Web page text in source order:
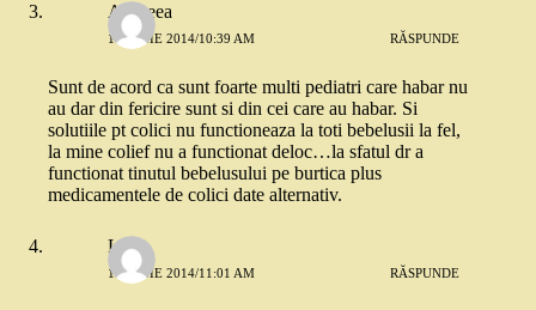
Andreea
17 IUNIE 2014/10:39 AM RĂSPUNDE
Sunt de acord ca sunt foarte multi pediatri care habar nu
au dar din fericire sunt si din cei care au habar. Si
solutiile pt colici nu functioneaza la toti bebelusii la fel,
la mine colief nu a functionat deloc…la sfatul dr a
functionat tinutul bebelusului pe burtica plus
medicamentele de colici date alternativ.
Liz
17 IUNIE 2014/11:01 AM RĂSPUNDE